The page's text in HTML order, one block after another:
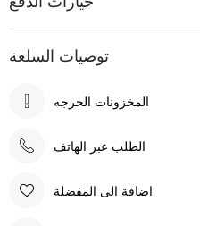
توصيات السلعة
الطلب عبر الهاتف
اضافة الى المفضلة